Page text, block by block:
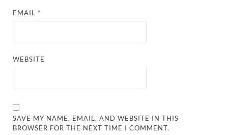
EMAIL*
WEBSITE
SAVE MY NAME, EMAIL, AND WEBSITE IN THIS
BROWSER FOR THE NEXT TIME I COMMENT.